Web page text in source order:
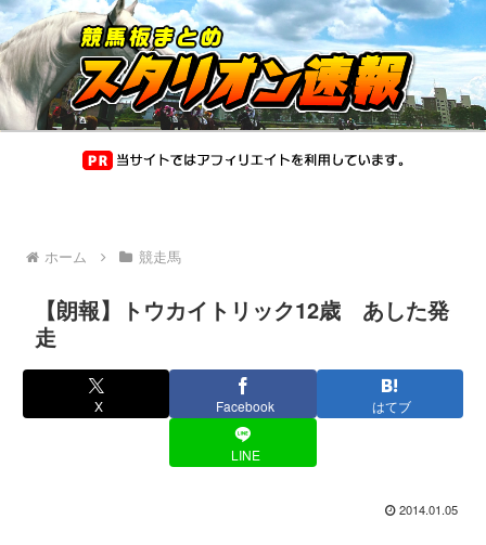
ホーム 競走馬
【朗報】トウカイトリック12歳 あした発
走
X Facebook はてブ
LINE
2014.01.05